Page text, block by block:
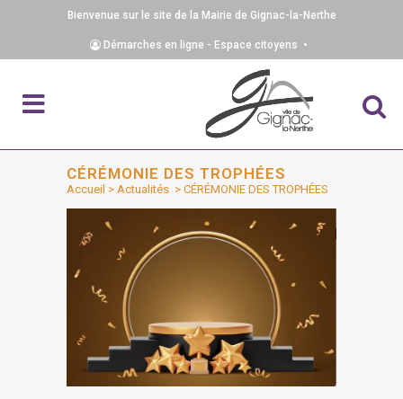
Bienvenue sur le site de la Mairie de Gignac-la-Nerthe
Démarches en ligne - Espace citoyens •
CÉRÉMONIE DES TROPHÉES
Accueil > Actualités > CÉRÉMONIE DES TROPHÉES